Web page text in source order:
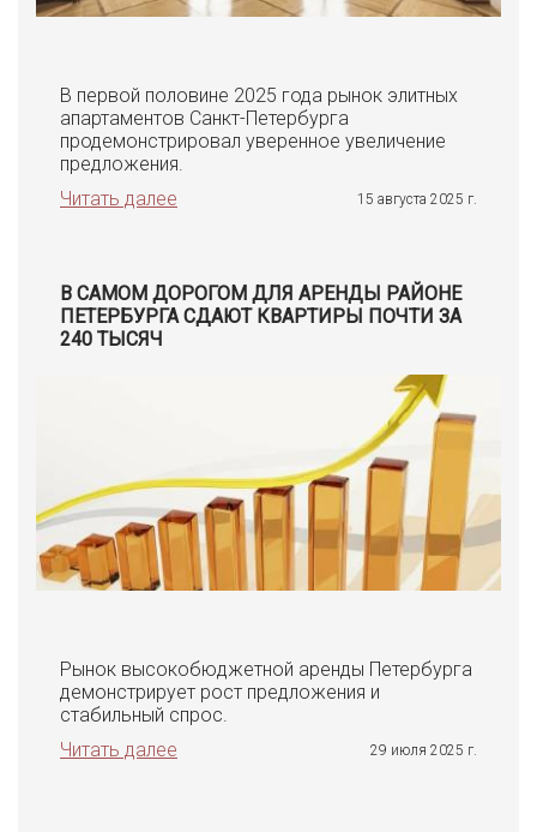
В первой половине 2025 года рынок элитных
апартаментов Санкт-Петербурга
продемонстрировал уверенное увеличение
предложения.
Читать далее
15 августа 2025 г.
В САМОМ ДОРОГОМ ДЛЯ АРЕНДЫ РАЙОНЕ
ПЕТЕРБУРГА СДАЮТ КВАРТИРЫ ПОЧТИ ЗА
240 ТЫСЯЧ
Рынок высокобюджетной аренды Петербурга
демонстрирует рост предложения и
стабильный спрос.
Читать далее
29 июля 2025 г.